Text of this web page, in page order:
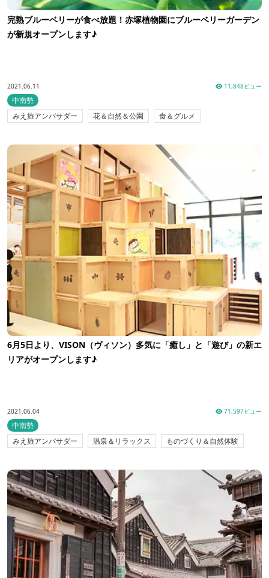
完熟ブルーベリーが食べ放題！赤塚植物園にブルーベリーガーデン
が新規オープンします♪
2021.06.11 11,848ビュー
中南勢
みえ旅アンバサダー
花＆自然＆公園 食＆グルメ
6月5日より、VISON（ヴィソン）多気に「癒し」と「遊び」の新エ
リアがオープンします♪
2021.06.04 71,597ビュー
中南勢
みえ旅アンバサダー
温泉＆リラックス ものづくり＆自然体験